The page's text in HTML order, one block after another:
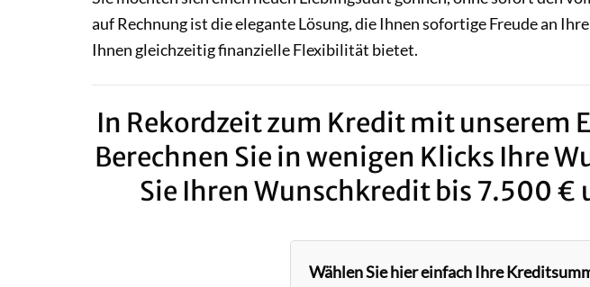
auf Rechnung ist die elegante Lösung, die Ihnen sofortige Freude an
Ihnen gleichzeitig finanzielle Flexibilität bietet.
In Rekordzeit zum Kredit mit unserem
Berechnen Sie in wenigen Klicks Ihre
Sie Ihren Wunschkredit bis 7.500 €
Wählen Sie hier einfach Ihre